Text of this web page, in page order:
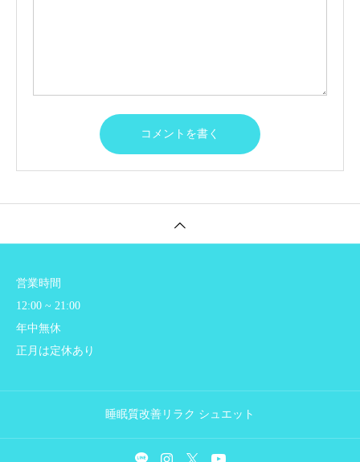
営業時間
12:00 ~ 21:00
年中無休
正月は定休あり
睡眠質改善リラク シュエット